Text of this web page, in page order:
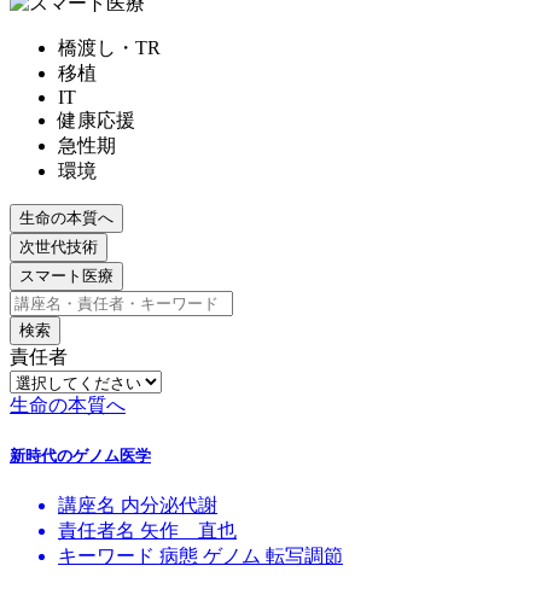
橋渡し・TR
移植
IT
健康応援
急性期
環境
生命の本質へ
次世代技術
スマート医療
検索
責任者
生命の本質へ
新時代のゲノム医学
講座名 内分泌代謝
責任者名 矢作 直也
キーワード 病態 ゲノム 転写調節